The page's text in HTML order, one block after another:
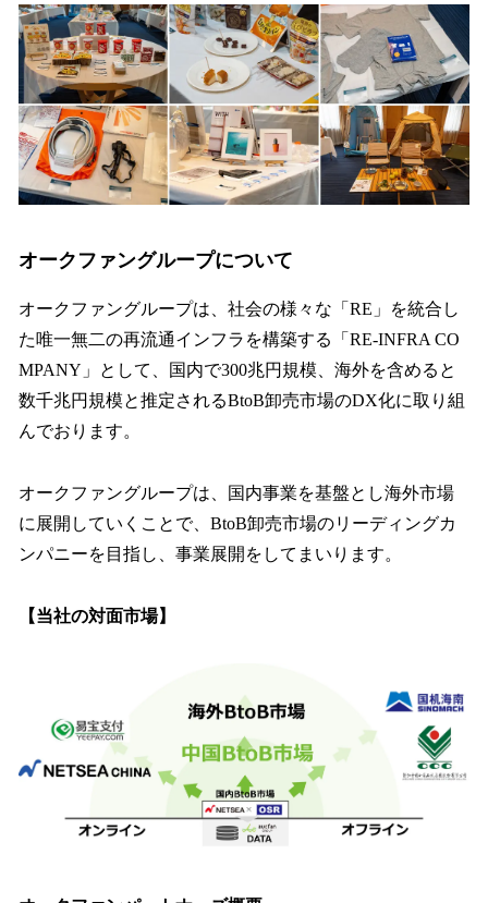
オークファングループについて
オークファングループは、社会の様々な「RE」を統合し
た唯一無二の再流通インフラを構築する「RE-INFRA CO
MPANY」として、国内で300兆円規模、海外を含めると
数千兆円規模と推定されるBtoB卸売市場のDX化に取り組
んでおります。
オークファングループは、国内事業を基盤とし海外市場
に展開していくことで、BtoB卸売市場のリーディングカ
ンパニーを目指し、事業展開をしてまいります。
【当社の対面市場】